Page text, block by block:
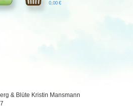
0,00 €
& Blüte Kristin Mansmann